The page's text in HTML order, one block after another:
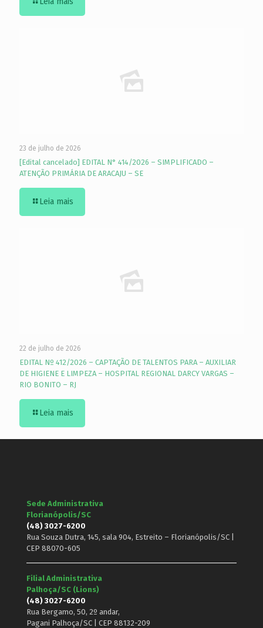
23 de julho de 2026
[Edital cancelado] EDITAL N° 414/2026 – SIMPLIFICADO –
ATENÇÃO PRIMÁRIA DE ARACAJU – SE
Leia mais
22 de julho de 2026
EDITAL Nº 412/2026 – CAPTAÇÃO DE TALENTOS PARA – AUXILIAR
DE HIGIENE E LIMPEZA – HOSPITAL REGIONAL DARCY VARGAS –
RIO BONITO – RJ
Leia mais
Sede Administrativa
Florianópolis/SC
(48) 3027-6200
Rua Souza Dutra, 145, sala 904, Estreito – Florianópolis/SC |
CEP 88070-605
Filial Administrativa
Palhoça/SC (Lions)
(48) 3027-6200
Rua Bergamo, 50, 2º andar,
Pagani Palhoça/SC | CEP 88132-209